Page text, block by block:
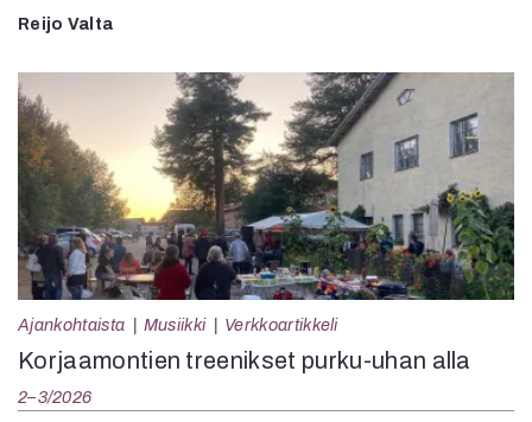
Reijo Valta
Ajankohtaista Musiikki Verkkoartikkeli
Korjaamontien treenikset purku-uhan alla
2–3/2026